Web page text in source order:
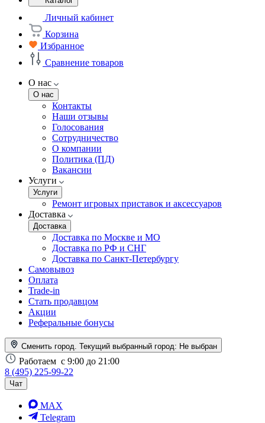
Личный кабинет
Корзина
Избранное
Сравнение товаров
О нас
О нас
Контакты
Наши отзывы
Голосования
Сотрудничество
О компании
Политика (ПД)
Вакансии
Услуги
Услуги
Ремонт игровых приставок и аксессуаров
Доставка
Доставка
Доставка по Москве и МО
Доставка по РФ и СНГ
Доставка по Санкт-Петербургу
Самовывоз
Оплата
Trade-in
Стать продавцом
Акции
Реферальные бонусы
Сменить город. Текущий выбранный город: Не выбран
Работаем с 9:00 до 21:00
8 (495) 225-99-22
Чат
MAX
Telegram